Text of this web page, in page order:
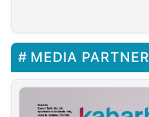
MEDIA PARTNER